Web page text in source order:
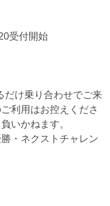
受付開始
だけ乗り合わせでご来
利用はお控えくださ
いかねます。
・ネクストチャレン